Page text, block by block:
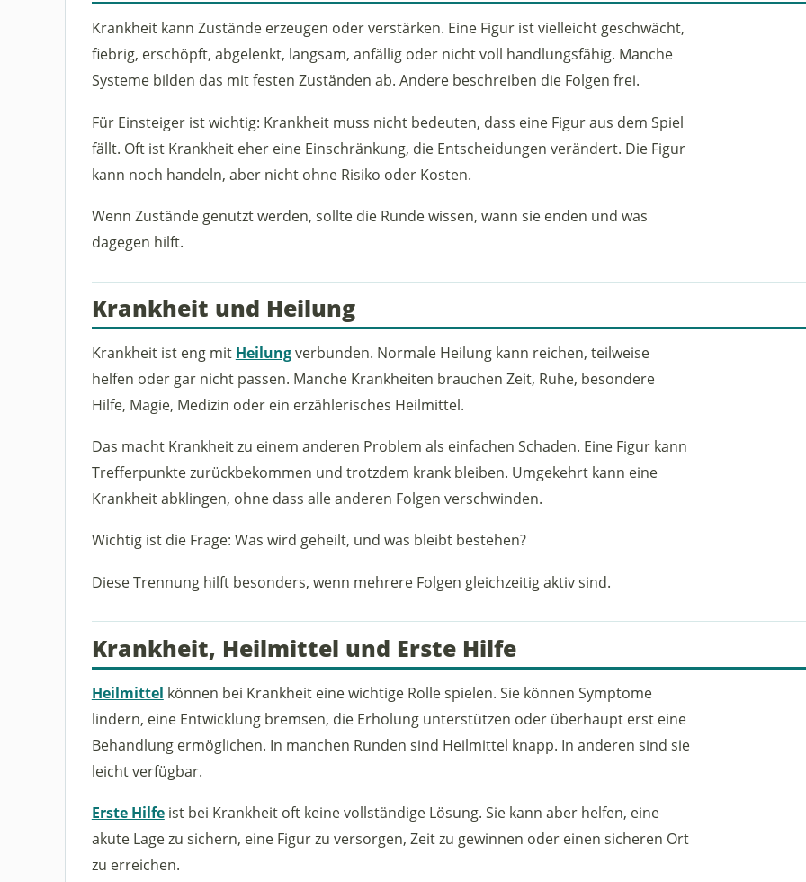
Krankheit kann Zustände erzeugen oder verstärken. Eine Figur ist vielleicht geschwächt,
fiebrig, erschöpft, abgelenkt, langsam, anfällig oder nicht voll handlungsfähig. Manche
Systeme bilden das mit festen Zuständen ab. Andere beschreiben die Folgen frei.
Für Einsteiger ist wichtig: Krankheit muss nicht bedeuten, dass eine Figur aus dem Spiel
fällt. Oft ist Krankheit eher eine Einschränkung, die Entscheidungen verändert. Die Figur
kann noch handeln, aber nicht ohne Risiko oder Kosten.
Wenn Zustände genutzt werden, sollte die Runde wissen, wann sie enden und was
dagegen hilft.
Krankheit und Heilung
Krankheit ist eng mit Heilungverbunden. Normale Heilung kann reichen, teilweise
helfen oder gar nicht passen. Manche Krankheiten brauchen Zeit, Ruhe, besondere
Hilfe, Magie, Medizin oder ein erzählerisches Heilmittel.
Das macht Krankheit zu einem anderen Problem als einfachen Schaden. Eine Figur kann
Trefferpunkte zurückbekommen und trotzdem krank bleiben. Umgekehrt kann eine
Krankheit abklingen, ohne dass alle anderen Folgen verschwinden.
Wichtig ist die Frage: Was wird geheilt, und was bleibt bestehen?
Diese Trennung hilft besonders, wenn mehrere Folgen gleichzeitig aktiv sind.
Krankheit, Heilmittel und Erste Hilfe
Heilmittel können bei Krankheit eine wichtige Rolle spielen. Sie können Symptome
lindern, eine Entwicklung bremsen, die Erholung unterstützen oder überhaupt erst eine
Behandlung ermöglichen. In manchen Runden sind Heilmittel knapp. In anderen sind sie
leicht verfügbar.
Erste Hilfeist bei Krankheit oft keine vollständige Lösung. Sie kann aber helfen, eine
akute Lage zu sichern, eine Figur zu versorgen, Zeit zu gewinnen oder einen sicheren Ort
zu erreichen.